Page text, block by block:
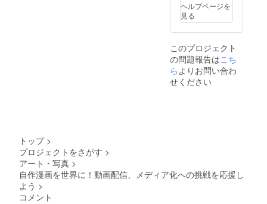
ヘルプページを
見る
このプロジェクト
の問題報告はこち
らよりお問い合わ
せください
トップ >
プロジェクトをさがす >
アート・写真 >
自作漫画を世界に！動画配信、メディア化への挑戦を応援し
よう >
コメント